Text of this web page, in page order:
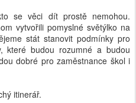
se věci dít prostě nemohou.
vytvořili pomyslné světýlko na
stát stanovit podmínky pro
které budou rozumné a budou
dobré pro zaměstnance škol i
itinerář.